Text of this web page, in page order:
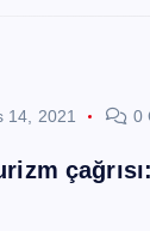
14, 2021 0